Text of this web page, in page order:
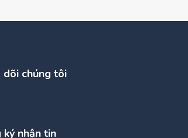
dõi chúng tôi
nhận tin